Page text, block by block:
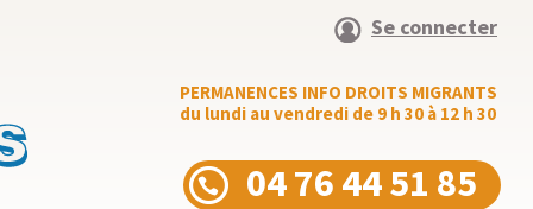
Se connecter
PERMANENCES INFO DROITS MIGRANTS
du lundi au vendredi de 9 h 30 à 12 h 30
04 76 44 51 85